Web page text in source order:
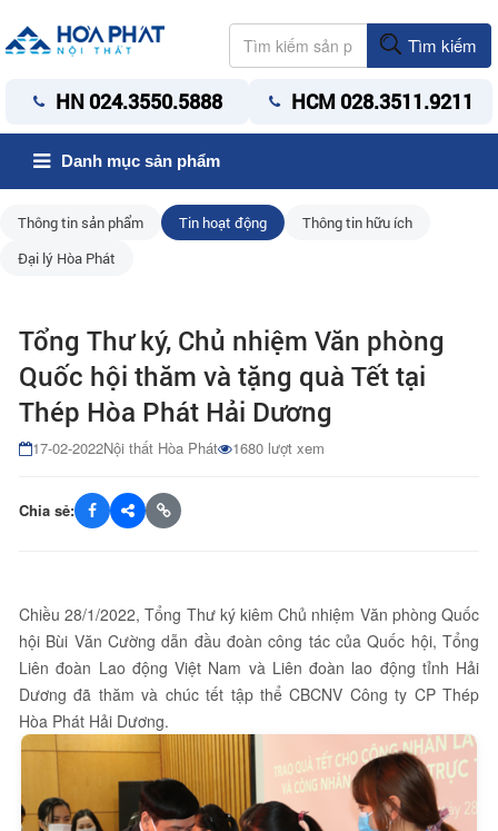
Tìm kiếm
HN 024.3550.5888 HCM 028.3511.9211
Danh mục sản phẩm
Thông tin sản phẩm Tin hoạt động
Thông tin hữu ích
Đại lý Hòa Phát
Tổng Thư ký, Chủ nhiệm Văn phòng
Quốc hội thăm và tặng quà Tết tại
Thép Hòa Phát Hải Dương
17-02-2022Nội thất Hòa Phát 1680 lượt xem
Chia sẻ:
Chiều 28/1/2022, Tổng Thư ký kiêm Chủ nhiệm Văn phòng Quốc
hội Bùi Văn Cường dẫn đầu đoàn công tác của Quốc hội, Tổng
Liên đoàn Lao động Việt Nam và Liên đoàn lao động tỉnh Hải
Dương đã thăm và chúc tết tập thể CBCNV Công ty CP Thép
Hòa Phát Hải Dương.